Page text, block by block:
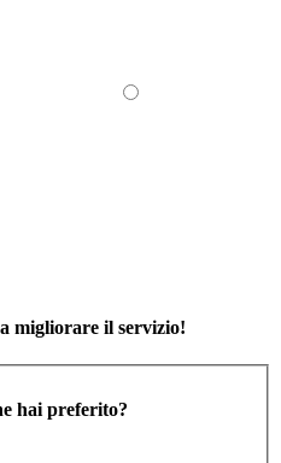
migliorare il servizio!
hai preferito?